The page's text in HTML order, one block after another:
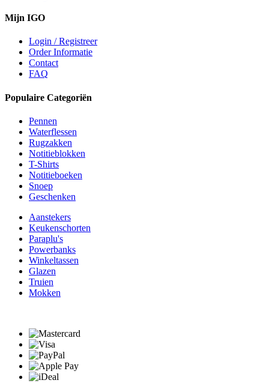
Mijn IGO
Login / Registreer
Order Informatie
Contact
FAQ
Populaire Categoriën
Pennen
Waterflessen
Rugzakken
Notitieblokken
T-Shirts
Notitieboeken
Snoep
Geschenken
Aanstekers
Keukenschorten
Paraplu's
Powerbanks
Winkeltassen
Glazen
Truien
Mokken